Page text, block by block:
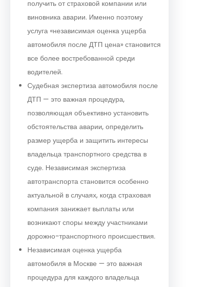
получить от страховой компании или
виновника аварии. Именно поэтому
услуга «независимая оценка ущерба
автомобиля после ДТП цена» становится
все более востребованной среди
водителей.
Судебная экспертиза автомобиля после
ДТП — это важная процедура,
позволяющая объективно установить
обстоятельства аварии, определить
размер ущерба и защитить интересы
владельца транспортного средства в
суде. Независимая экспертиза
автотранспорта становится особенно
актуальной в случаях, когда страховая
компания занижает выплаты или
возникают споры между участниками
дорожно-транспортного происшествия.
Независимая оценка ущерба
автомобиля в Москве — это важная
процедура для каждого владельца